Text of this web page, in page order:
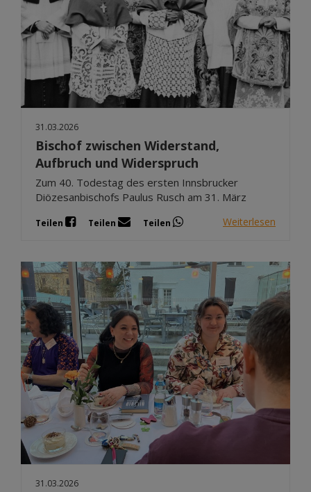
Mär 2026
Feb 2026
Jan 2026
Dez 2025
Nov 2025
Okt 2025
31.03.2026
Bischof zwischen Widerstand,
Aufbruch und Widerspruch
Zum 40. Todestag des ersten Innsbrucker
Diözesanbischofs Paulus Rusch am 31. März
Teilen Teilen Teilen Weiterlesen
31.03.2026